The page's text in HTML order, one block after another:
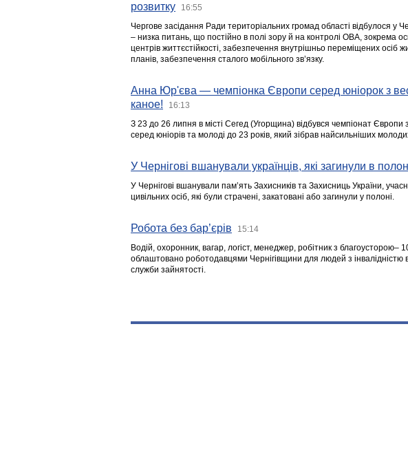
розвитку
16:55
Чергове засідання Ради територіальних громад області відбулося у
– низка питань, що постійно в полі зору й на контролі ОВА, зокрема
центрів життєстійкості, забезпечення внутрішньо переміщених осіб
планів, забезпечення сталого мобільного зв’язку.
Анна Юр'єва — чемпіонка Європи серед юніорок з
каное!
16:13
З 23 до 26 липня в місті Сегед (Угорщина) відбувся чемпіонат Європи
серед юніорів та молоді до 23 років, який зібрав найсильніших
У Чернігові вшанували українців, які загинули в
У Чернігові вшанували пам’ять Захисників та Захисниць України,
цивільних осіб, які були страчені, закатовані або загинули у полоні.
Робота без бар’єрів 15:14
Водій, охоронник, вагар, логіст, менеджер, робітник з благоусторою–
облаштовано роботодавцями Чернігівщини для людей з інвалідністю
служби зайнятості.